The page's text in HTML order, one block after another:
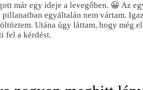
már egy ideje a levegőben. 😀 Az
egyáltalán nem vártam.
Utána úgy láttam, hogy
fel a kérdést.